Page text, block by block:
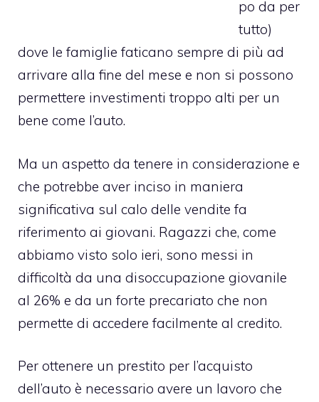
po da per
tutto)
dove le famiglie faticano sempre di più ad
arrivare alla fine del mese e non si possono
permettere investimenti troppo alti per un
bene come l’auto.
Ma un aspetto da tenere in considerazione e
che potrebbe aver inciso in maniera
significativa sul calo delle vendite fa
riferimento ai giovani. Ragazzi che, come
abbiamo visto solo ieri, sono messi in
difficoltà da una disoccupazione giovanile
al 26% e da un forte precariato che non
permette di accedere facilmente al credito.
Per ottenere un prestito per l’acquisto
dell’auto è necessario avere un lavoro che